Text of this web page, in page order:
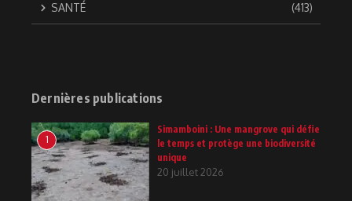
SANTÉ (413)
Dernières publications
1
Simamboini : Une mangrove qui défie
le temps et protège une biodiversité
unique
20 juillet 2026